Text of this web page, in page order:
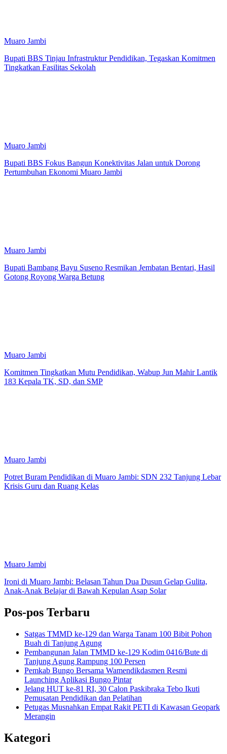
Muaro Jambi
Bupati BBS Tinjau Infrastruktur Pendidikan, Tegaskan Komitmen
Tingkatkan Fasilitas Sekolah
Muaro Jambi
Bupati BBS Fokus Bangun Konektivitas Jalan untuk Dorong
Pertumbuhan Ekonomi Muaro Jambi
Muaro Jambi
Bupati Bambang Bayu Suseno Resmikan Jembatan Bentari, Hasil
Gotong Royong Warga Betung
Muaro Jambi
Komitmen Tingkatkan Mutu Pendidikan, Wabup Jun Mahir Lantik
183 Kepala TK, SD, dan SMP
Muaro Jambi
Potret Buram Pendidikan di Muaro Jambi: SDN 232 Tanjung Lebar
Krisis Guru dan Ruang Kelas
Muaro Jambi
Ironi di Muaro Jambi: Belasan Tahun Dua Dusun Gelap Gulita,
Anak-Anak Belajar di Bawah Kepulan Asap Solar
Pos-pos Terbaru
Satgas TMMD ke-129 dan Warga Tanam 100 Bibit Pohon
Buah di Tanjung Agung
Pembangunan Jalan TMMD ke-129 Kodim 0416/Bute di
Tanjung Agung Rampung 100 Persen
Pemkab Bungo Bersama Wamendikdasmen Resmi
Launching Aplikasi Bungo Pintar
Jelang HUT ke-81 RI, 30 Calon Paskibraka Tebo Ikuti
Pemusatan Pendidikan dan Pelatihan
Petugas Musnahkan Empat Rakit PETI di Kawasan Geopark
Merangin
Kategori